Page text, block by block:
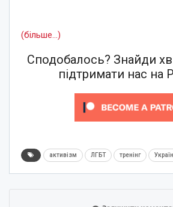
(більше…)
Сподобалось? Знайди
підтримати нас на
активізм ЛГБТ тренінг